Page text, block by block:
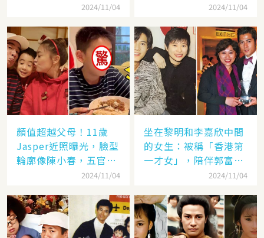
2024/11/04 2024/11/04
顏值超越父母！11歲
Jasper近照曝光，臉型
輪廓像陳小春，五官卻
更像應采兒網驚：完美
2024/11/04
坐在黎明和李嘉欣中間
的女生：被稱「香港第
一才女」，陪伴郭富城
「29年」卻看他娶了別
2024/11/04